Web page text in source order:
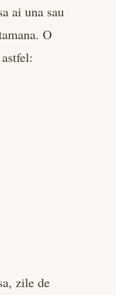
ai una sau
O
zile de